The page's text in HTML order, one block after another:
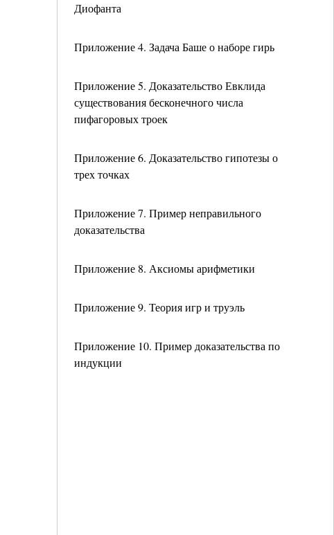
Диофанта
Приложение 4. Задача Баше о наборе гирь
Приложение 5. Доказательство Евклида
существования бесконечного числа
пифагоровых троек
Приложение 6. Доказательство гипотезы о
трех точках
Приложение 7. Пример неправильного
доказательства
Приложение 8. Аксиомы арифметики
Приложение 9. Теория игр и труэль
Приложение 10. Пример доказательства по
индукции